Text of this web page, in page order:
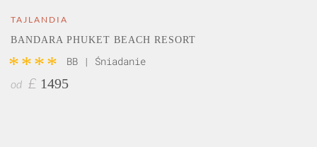
TAJLANDIA
BANDARA PHUKET BEACH RESORT
**** BB | Śniadanie
od £ 1495